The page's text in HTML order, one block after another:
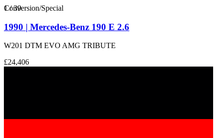
1/39
Conversion/Special
1990 | Mercedes-Benz 190 E 2.6
W201 DTM EVO AMG TRIBUTE
£24,406